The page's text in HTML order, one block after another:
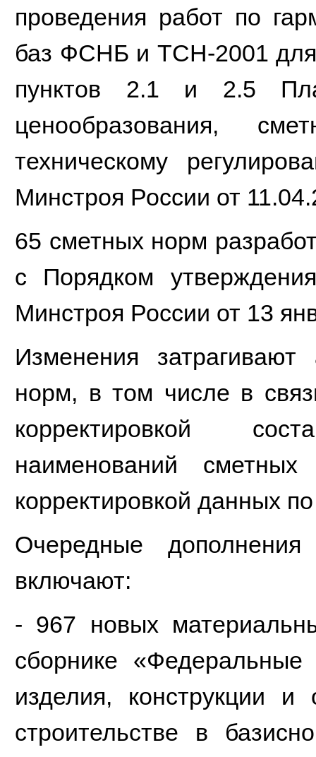
проведения работ по
баз ФСНБ и ТСН-2001 для
пунктов 2.1 и 2.5
ценообразования,
техническому
Минстроя России от
65 сметных норм
с Порядком
Минстроя России от 13
Изменения
норм, в том числе в
корректировкой
наименований
корректировкой данных
Очередные
включают:
- 967 новых
сборнике
изделия, конструкции
строительстве в